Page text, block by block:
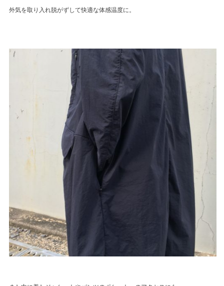
外気を取り入れ脱がずして快適な体感温度に。